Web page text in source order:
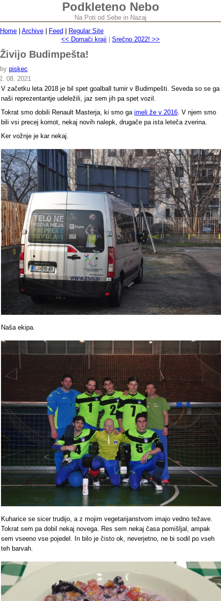
Podkleteno Nebo
Na Poti od Sebe in Nazaj
Home
Archive Feed
Regular Site
<< Domači kraji
Srečno 2022! >>
Živijo Budimpešta!
by piskec
08. 2021
V začetku leta 2018 je bil spet goalball turnir v Budimpešti. Seveda so se ga
naši reprezentantje udeležili, jaz sem jih pa spet vozil.
Tokrat smo dobili Renault Masterja, ki smo ga imeli že v 2016. V njem smo
bili vsi precej komot, nekaj novih nalepk, drugače pa ista leteča zverina.
Ker vožnje je kar nekaj.
Naša ekipa.
Kuharice se sicer trudijo, a z mojim vegetarijanstvom imajo vedno težave.
Tokrat sem pa dobil nekaj novega. Res sem nekaj časa pomišljal, ampak
sem vseeno vse pojedel. In bilo je čisto ok, neverjetno, ne bi sodil po vseh
teh barvah.